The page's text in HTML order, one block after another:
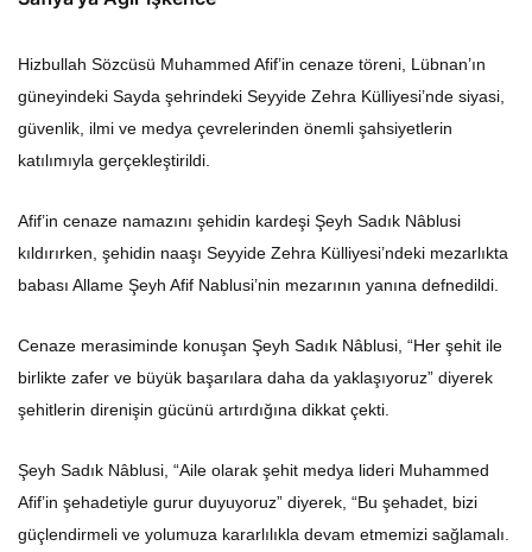
Hizbullah Sözcüsü Muhammed Afif’in cenaze töreni, Lübnan’ın
güneyindeki Sayda şehrindeki Seyyide Zehra Külliyesi’nde siyasi,
güvenlik, ilmi ve medya çevrelerinden önemli şahsiyetlerin
katılımıyla gerçekleştirildi.
Afif’in cenaze namazını şehidin kardeşi Şeyh Sadık Nâblusi
kıldırırken, şehidin naaşı Seyyide Zehra Külliyesi’ndeki mezarlıkta
babası Allame Şeyh Afif Nablusi’nin mezarının yanına defnedildi.
Cenaze merasiminde konuşan Şeyh Sadık Nâblusi, “Her şehit ile
birlikte zafer ve büyük başarılara daha da yaklaşıyoruz” diyerek
şehitlerin direnişin gücünü artırdığına dikkat çekti.
Şeyh Sadık Nâblusi, “Aile olarak şehit medya lideri Muhammed
Afif’in şehadetiyle gurur duyuyoruz” diyerek, “Bu şehadet, bizi
güçlendirmeli ve yolumuza kararlılıkla devam etmemizi sağlamalı.